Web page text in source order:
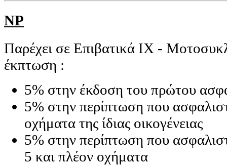
NP
Παρέχει σε Επιβατικά ΙΧ -
έκπτωση :
5% στην έκδοση του πρώτου
5% στην περίπτωση που
οχήματα της ίδιας οικογένειας
5% στην περίπτωση που
5 και πλέον οχήματα